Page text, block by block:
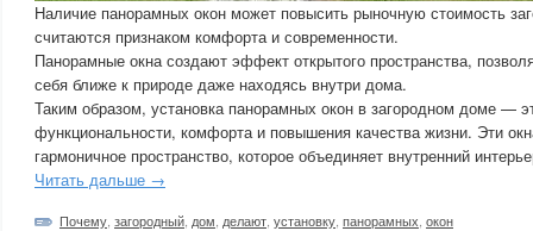
Наличие панорамных окон может повысить рыночную стоимость
считаются признаком комфорта и современности.
Панорамные окна создают эффект открытого пространства,
себя ближе к природе даже находясь внутри дома.
Таким образом, установка панорамных окон в загородном доме —
функциональности, комфорта и повышения качества жизни. Эти
гармоничное пространство, которое объединяет внутренний
Читать дальше →
Почему загородный дом делают установку панорамных окон